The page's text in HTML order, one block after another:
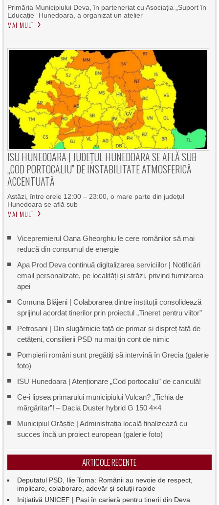
Primăria Municipiului Deva, în parteneriat cu Asociația „Suport în
Educație” Hunedoara, a organizat un atelier
MAI MULT
ISU HUNEDOARA | JUDEȚUL HUNEDOARA SE AFLĂ SUB
„COD PORTOCALIU” DE INSTABILITATE ATMOSFERICĂ
ACCENTUATĂ
Astăzi, între orele 12:00 – 23:00, o mare parte din județul
Hunedoara se află sub
MAI MULT
Vicepremierul Oana Gheorghiu le cere românilor să mai
reducă din consumul de energie
Apa Prod Deva continuă digitalizarea serviciilor | Notificări
email personalizate, pe localități și străzi, privind furnizarea
apei
Comuna Blăjeni | Colaborarea dintre instituții consolidează
sprijinul acordat tinerilor prin proiectul „Tineret pentru viitor”
Petroșani | Din slugărnicie față de primar și dispreț față de
cetățeni, consilierii PSD nu mai țin cont de nimic
Pompierii români sunt pregătiți să intervină în Grecia (galerie
foto)
ISU Hunedoara | Atenționare „Cod portocaliu” de caniculă!
Ce-i lipsea primarului municipiului Vulcan? „Tichia de
mărgăritar”! – Dacia Duster hybrid G 150 4×4
Municipiul Orăștie | Administrația locală finalizează cu
succes încă un proiect european (galerie foto)
ARTICOLE RECENTE
Deputatul PSD, Ilie Toma: Românii au nevoie de respect,
implicare, colaborare, adevăr și soluții rapide
Inițiativă UNICEF | Pași în carieră pentru tinerii din Deva